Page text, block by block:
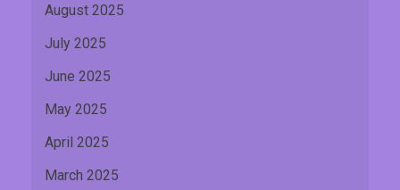
August 2025
July 2025
June 2025
May 2025
April 2025
March 2025